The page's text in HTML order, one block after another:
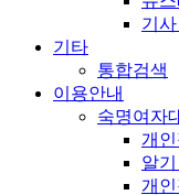
기
기타
통합검색
이용안내
숙명여자
개
알
개